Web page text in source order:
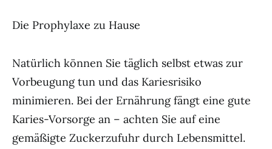
Die Prophylaxe zu Hause
Natürlich können Sie täglich selbst etwas zur
Vorbeugung tun und das Kariesrisiko
minimieren. Bei der Ernährung fängt eine gute
Karies-Vorsorge an – achten Sie auf eine
gemäßigte Zuckerzufuhr durch Lebensmittel.